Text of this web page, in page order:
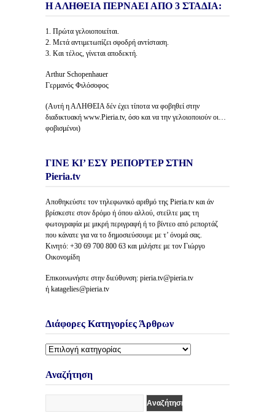
Η ΑΛΗΘΕΙΑ ΠΕΡΝΑΕΙ ΑΠΟ 3 ΣΤΑΔΙΑ:
1. Πρώτα γελοιοποιείται.
2. Μετά αντιμετωπίζει σφοδρή αντίσταση.
3. Και τέλος, γίνεται αποδεκτή.
Arthur Schopenhauer
Γερμανός Φιλόσοφος
(Αυτή η ΑΛΗΘΕΙΑ δέν έχει τίποτα να φοβηθεί στην
διαδικτυακή www.Pieria.tv, όσο και να την γελοιοποιούν οι…
φοβισμένοι)
ΓΙΝΕ ΚΙ’ ΕΣΥ ΡΕΠΟΡΤΕΡ ΣΤΗΝ
Pieria.tv
Αποθηκεύστε τον τηλεφωνικό αριθμό της Pieria.tv και άν
βρίσκεστε στον δρόμο ή όπου αλλού, στείλτε μας τη
φωτογραφία με μικρή περιγραφή ή το βίντεο από ρεπορτάζ
που κάνατε για να το δημοσιεύσουμε με τ’ όνομά σας.
Κινητό: +30 69 700 800 63 και μιλήστε με τον Γιώργο
Οικονομίδη
Επικοινωνήστε στην διεύθυνση: pieria.tv@pieria.tv
ή katagelies@pieria.tv
Διάφορες Κατηγορίες Άρθρων
Διάφορες
Άρθρων
Αναζήτηση